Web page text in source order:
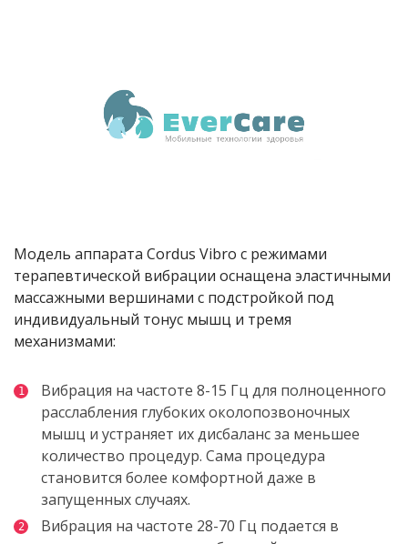
Модель аппарата Cordus Vibro с режимами
терапевтической вибрации оснащена эластичными
массажными вершинами с подстройкой под
индивидуальный тонус мышц и тремя
механизмами:
Вибрация на частоте 8-15 Гц для полноценного
расслабления глубоких околопозвоночных
мышц и устраняет их дисбаланс за меньшее
количество процедур. Сама процедура
становится более комфортной даже в
запущенных случаях.
Вибрация на частоте 28-70 Гц подается в